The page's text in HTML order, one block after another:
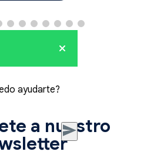
a nuestro
ayudarte?